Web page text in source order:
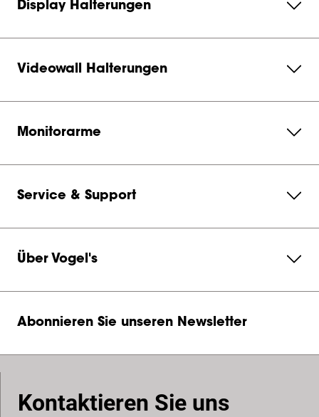
Display Halterungen
Videowall Halterungen
Monitorarme
Service & Support
Über Vogel's
Abonnieren Sie unseren Newsletter
Kontaktieren Sie uns